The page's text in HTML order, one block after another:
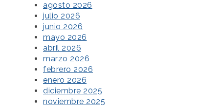
agosto 2026
julio 2026
junio 2026
mayo 2026
abril 2026
marzo 2026
febrero 2026
enero 2026
diciembre 2025
noviembre 2025